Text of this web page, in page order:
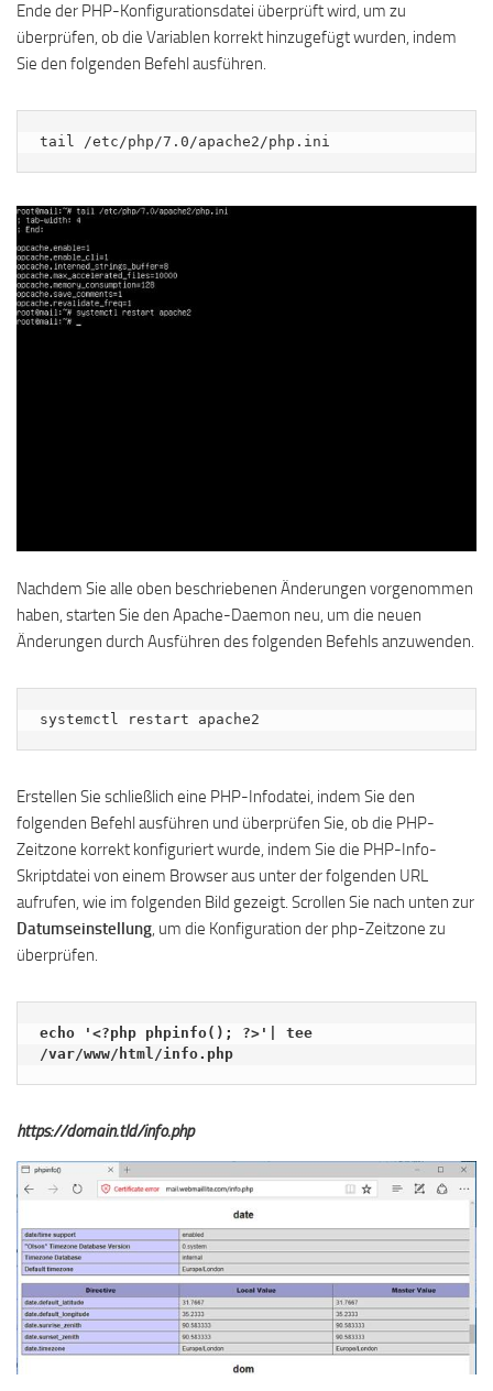
Ende der PHP-Konfigurationsdatei überprüft wird, um zu
überprüfen, ob die Variablen korrekt hinzugefügt wurden, indem
Sie den folgenden Befehl ausführen.
tail /etc/php/7.0/apache2/php.ini
Nachdem Sie alle oben beschriebenen Änderungen vorgenommen
haben, starten Sie den Apache-Daemon neu, um die neuen
Änderungen durch Ausführen des folgenden Befehls anzuwenden.
systemctl restart apache2
Erstellen Sie schließlich eine PHP-Infodatei, indem Sie den
folgenden Befehl ausführen und überprüfen Sie, ob die PHP-
Zeitzone korrekt konfiguriert wurde, indem Sie die PHP-Info-
Skriptdatei von einem Browser aus unter der folgenden URL
aufrufen, wie im folgenden Bild gezeigt. Scrollen Sie nach unten zur
Datumseinstellung, um die Konfiguration der php-Zeitzone zu
überprüfen.
echo '<?php phpinfo(); ?>'| tee
/var/www/html/info.php
https://domain.tld/info.php